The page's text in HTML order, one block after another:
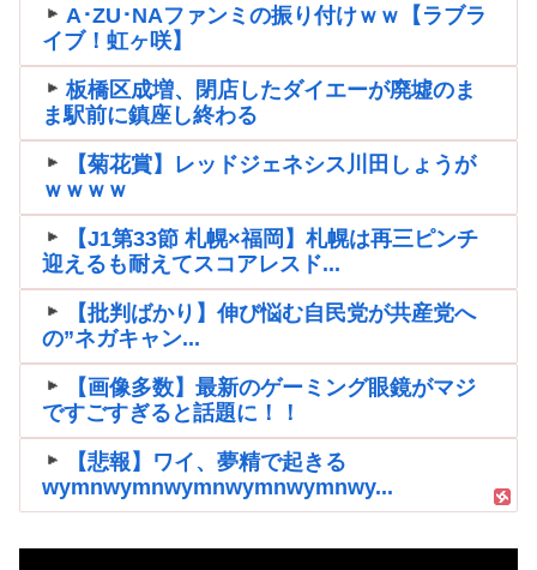
A･ZU･NAファンミの振り付けｗｗ【ラブラ
イブ！虹ヶ咲】
板橋区成増、閉店したダイエーが廃墟のま
ま駅前に鎮座し終わる
【菊花賞】レッドジェネシス川田しょうが
ｗｗｗｗ
【J1第33節 札幌×福岡】札幌は再三ピンチ
迎えるも耐えてスコアレスド...
【批判ばかり】伸び悩む自民党が共産党へ
の”ネガキャン...
【画像多数】最新のゲーミング眼鏡がマジ
ですごすぎると話題に！！
【悲報】ワイ、夢精で起きる
wymnwymnwymnwymnwymnwy...